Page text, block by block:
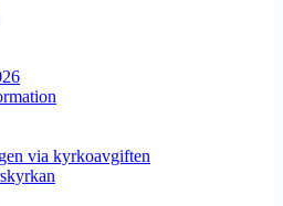
via kyrkoavgiften